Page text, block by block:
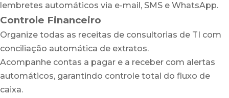
lembretes automáticos via e-mail, SMS e WhatsApp.
Controle Financeiro
Organize todas as receitas de consultorias de TI com
conciliação automática de extratos.
Acompanhe contas a pagar e a receber com alertas
automáticos, garantindo controle total do fluxo de
caixa.